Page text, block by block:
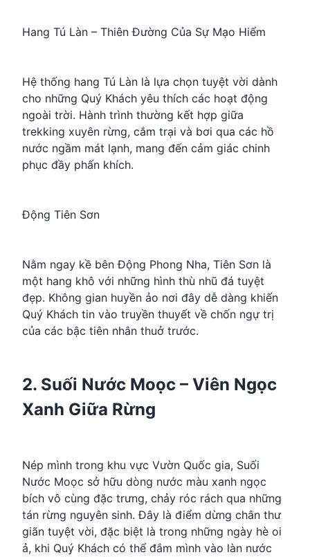
Hang Tú Làn – Thiên Đường Của Sự Mạo Hiểm
Hệ thống hang Tú Làn là lựa chọn tuyệt vời dành
cho những Quý Khách yêu thích các hoạt động
ngoài trời. Hành trình thường kết hợp giữa
trekking xuyên rừng, cắm trại và bơi qua các hồ
nước ngầm mát lạnh, mang đến cảm giác chinh
phục đầy phấn khích.
Động Tiên Sơn
Nằm ngay kề bên Động Phong Nha, Tiên Sơn là
một hang khô với những hình thù nhũ đá tuyệt
đẹp. Không gian huyền ảo nơi đây dễ dàng khiến
Quý Khách tin vào truyền thuyết về chốn ngự trị
của các bậc tiên nhân thuở trước.
2. Suối Nước Moọc – Viên Ngọc
Xanh Giữa Rừng
Nép mình trong khu vực Vườn Quốc gia, Suối
Nước Moọc sở hữu dòng nước màu xanh ngọc
bích vô cùng đặc trưng, chảy róc rách qua những
tán rừng nguyên sinh. Đây là điểm dừng chân thư
giãn tuyệt vời, đặc biệt là trong những ngày hè oi
ả, khi Quý Khách có thể đắm mình vào làn nước